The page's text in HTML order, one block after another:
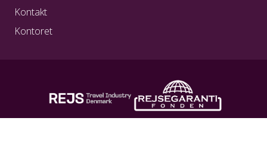
både tøj til kølige og varme dage. I oktober og
november er der samme vejr situation som fra
Kontakt
Kontoret